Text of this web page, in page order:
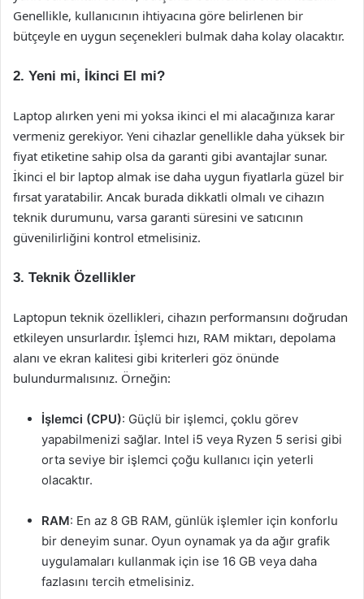
Genellikle, kullanıcının ihtiyacına göre belirlenen bir
bütçeyle en uygun seçenekleri bulmak daha kolay olacaktır.
2. Yeni mi, İkinci El mi?
Laptop alırken yeni mi yoksa ikinci el mi alacağınıza karar
vermeniz gerekiyor. Yeni cihazlar genellikle daha yüksek bir
fiyat etiketine sahip olsa da garanti gibi avantajlar sunar.
İkinci el bir laptop almak ise daha uygun fiyatlarla güzel bir
fırsat yaratabilir. Ancak burada dikkatli olmalı ve cihazın
teknik durumunu, varsa garanti süresini ve satıcının
güvenilirliğini kontrol etmelisiniz.
3. Teknik Özellikler
Laptopun teknik özellikleri, cihazın performansını doğrudan
etkileyen unsurlardır. İşlemci hızı, RAM miktarı, depolama
alanı ve ekran kalitesi gibi kriterleri göz önünde
bulundurmalısınız. Örneğin:
İşlemci (CPU): Güçlü bir işlemci, çoklu görev
yapabilmenizi sağlar. Intel i5 veya Ryzen 5 serisi gibi
orta seviye bir işlemci çoğu kullanıcı için yeterli
olacaktır.
RAM: En az 8 GB RAM, günlük işlemler için konforlu
bir deneyim sunar. Oyun oynamak ya da ağır grafik
uygulamaları kullanmak için ise 16 GB veya daha
fazlasını tercih etmelisiniz.